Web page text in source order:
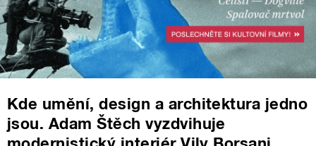
Kde umění, design a architektura jedno
jsou. Adam Štěch vyzdvihuje